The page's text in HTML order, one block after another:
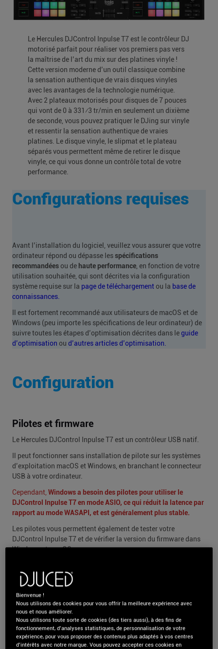
Le Hercules DJControl Inpulse T7 est le contrôleur DJ
motorisé parfait pour réaliser vos premiers pas vers
la maîtrise de l’art du mix sur des platines vinyle !
Cette version moderne d’un outil classique combine
la sensation authentique de vrais disques vinyles
avec les avantages de la technologie numérique.
Avec 2 plateaux motorisés pour disques de 7 pouces
qui vont de 0 à 331⁄3 tr/min en seulement un dixième
de seconde, vous pouvez pratiquer le DJing sur vinyle
et ressentir la sensation authentique de vraies
platines. Le disque vinyle, le slipmat et le plateau
séparés vous permettent même de retirer le disque
vinyle, ce qui vous donne un contrôle total de votre
performance.
Configurations requises
Avant l’installation du logiciel, veuillez vous assurer que votre
ordinateur répond ou dépasse lesspécifications
recommandéesou de haute performance, en fonction de votre
utilisation souhaitée, qui sont décrites via la configuration
système requise sur la page de téléchargementou la base de
connaissances.
Il est fortement recommandé aux utilisateurs de macOS et de
Windows (peu importe les spécifications de leur ordinateur) de
suivre toutes les étapes d’optimisation décrites dans leguide
d’optimisation ou d’autres articles d’optimisation.
Configuration
Pilotes et firmware
Le Hercules DJControl Inpulse T7 est un contrôleur USB natif.
Il peut fonctionner sans installation de pilote sur les systèmes
d’exploitation macOS et Windows, en branchant le connecteur
USB à votre ordinateur.
Cependant, Windows a besoin des pilotes pour utiliser le
DJControl Inpulse T7 en mode ASIO, ce qui réduit la latence par
rapport au mode WASAPI, et est généralement plus stable.
Les pilotes vous permettent également de tester votre
DJControl Inpulse T7 et de vérifier la version du firmware dans
Windows et macOS.
Veuillez visiter :
https://support.hercules.com/product/djcontrolinpulset7/
Téléchargez le pack de pilotes correspondant au système
d’exploitation de votre ordinateur.
– Pour macOS : HDJCSeries Mac
Bienvenue !
Nous utilisons des cookies pour vous offrir la meilleure expérience avec
nous et nous améliorer.
Nous utilisons toute sorte de cookies (des tiers aussi), à des fins de
fonctionnement, d’analyses statistiques, de personnalisation de votre
expérience, pour vous proposer des contenus plus adaptés à vos centres
d’intérêts avec notre marque. Vous pouvez accepter ces cookies en